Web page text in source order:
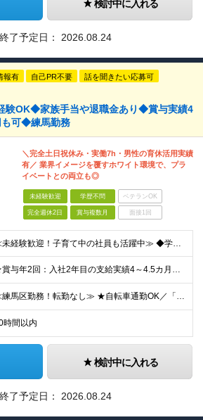
検討中に入れる
了予定日： 2026.08.24
報有 自己PR不要 話を聞きたい応募可
験OK◆家族手当や退職金あり◆賞与実績4
可◆練馬勤務
＼完全土日祝休み・実働7h・男性の育休活用実績
有／ 業界イメージを覆すホワイト環境で、プラ
イベートとの両立も◎
未経験歓迎 学歴不問 ベテランOK
完全週休2日 賞与複数月 面接1回
≪未経験歓迎！子育て中の社員も活躍中≫ ◆学歴不問 ＼こんな方に向いています／ ◎未経験から一生役立つスキルを身につけたい方 ◎安定した企業で長く勤めたい方 ◎土日祝休みなど、プライベートも大切にし
★賞与年2回：入社2年目の支給実績4～4.5カ月分！ ★月収30万円も可能！退職金、家族手当など福利厚生充実 ★見込み残業なし！残業代は全額支給 ★技術士など、毎月3万円の資格手当もあり ◆月給26
≪練馬区勤務！転勤なし≫ ★自転車通勤OK／「中村橋駅」から徒歩3分の好立地 ◆東京都練馬区貫井2丁目1番29号 NKビル ※(変更の範囲)上記を除く当社関連勤務地
時間以内
検討中に入れる
了予定日： 2026.08.24